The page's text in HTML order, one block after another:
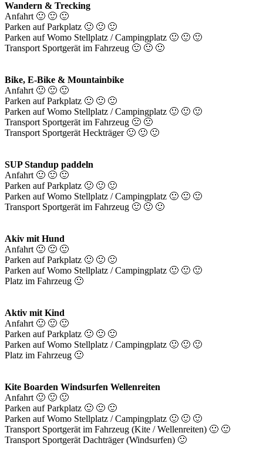
Wandern & Trecking
Anfahrt 🙂 🙂 🙂
Parken auf Parkplatz 🙂 🙂 🙂
Parken auf Womo Stellplatz / Campingplatz 🙂 🙂 🙂
Transport Sportgerät im Fahrzeug 🙂 🙂 🙂
Bike, E-Bike & Mountainbike
Anfahrt 🙂 🙂 🙂
Parken auf Parkplatz 🙂 🙂 🙂
Parken auf Womo Stellplatz / Campingplatz 🙂 🙂 🙂
Transport Sportgerät im Fahrzeug 🙁 🙁
Transport Sportgerät Heckträger 🙂 🙂 🙂
SUP Standup paddeln
Anfahrt 🙂 🙂 🙂
Parken auf Parkplatz 🙂 🙂 🙂
Parken auf Womo Stellplatz / Campingplatz 🙂 🙂 🙂
Transport Sportgerät im Fahrzeug 🙂 🙂 🙂
Akiv mit Hund
Anfahrt 🙂 🙂 🙂
Parken auf Parkplatz 🙂 🙂 🙂
Parken auf Womo Stellplatz / Campingplatz 🙂 🙂 🙂
Platz im Fahrzeug 🙂
Aktiv mit Kind
Anfahrt 🙂 🙂 🙂
Parken auf Parkplatz 🙂 🙂 🙂
Parken auf Womo Stellplatz / Campingplatz 🙂 🙂 🙂
Platz im Fahrzeug 🙂
Kite Boarden Windsurfen Wellenreiten
Anfahrt 🙂 🙂 🙂
Parken auf Parkplatz 🙂 🙂 🙂
Parken auf Womo Stellplatz / Campingplatz 🙂 🙂 🙂
Transport Sportgerät im Fahrzeug (Kite / Wellenreiten) 🙂 🙂
Transport Sportgerät Dachträger (Windsurfen) 🙂